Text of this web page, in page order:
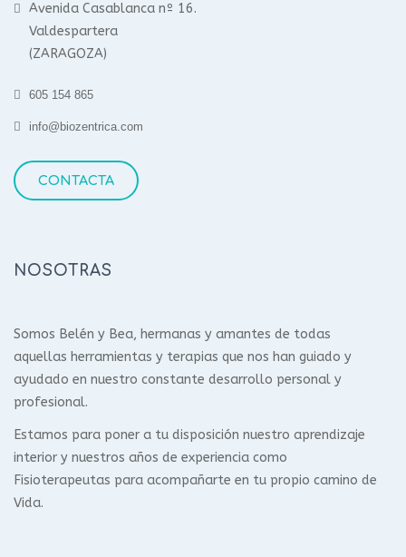
Avenida Casablanca nº 16.
Valdespartera
(ZARAGOZA)
605 154 865
info@biozentrica.com
CONTACTA
NOSOTRAS
Somos Belén y Bea, hermanas y amantes de todas
aquellas herramientas y terapias que nos han guiado y
ayudado en nuestro constante desarrollo personal y
profesional.
Estamos para poner a tu disposición nuestro aprendizaje
interior y nuestros años de experiencia como
Fisioterapeutas para acompañarte en tu propio camino de
Vida.